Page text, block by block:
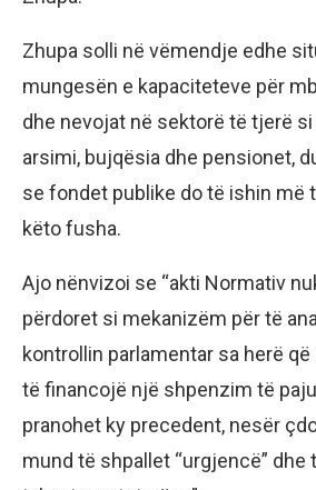
Zhupa solli në vëmendje edhe
mungesën e kapaciteteve për
dhe nevojat në sektorë të tjerë
arsimi, bujqësia dhe pensionet,
se fondet publike do të ishin më
këto fusha.
Ajo nënvizoi se “akti Normativ
përdoret si mekanizëm për të
kontrollin parlamentar sa herë
të financojë një shpenzim të
pranohet ky precedent, nesër
mund të shpallet “urgjencë” dhe